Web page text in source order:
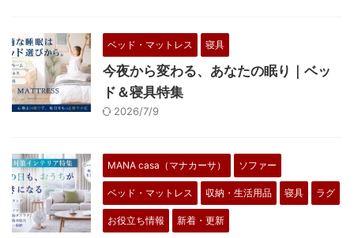
ベッド・マットレス 寝具
今夜から変わる、あなたの眠り｜ベッ
ド＆寝具特集
2026/7/9
MANA casa（マナカーサ） ソファー
ベッド・マットレス 収納・生活用品 寝具 ラグ
お役立ち情報 新着・更新